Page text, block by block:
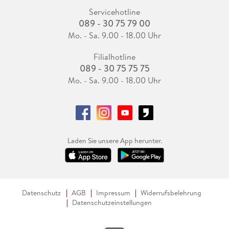
Servicehotline
089 - 30 75 79 00
Mo. - Sa. 9.00 - 18.00 Uhr
Filialhotline
089 - 30 75 75 75
Mo. - Sa. 9.00 - 18.00 Uhr
Laden Sie unsere App herunter.
Datenschutz AGB Impressum
Widerrufsbelehrung
Datenschutzeinstellungen